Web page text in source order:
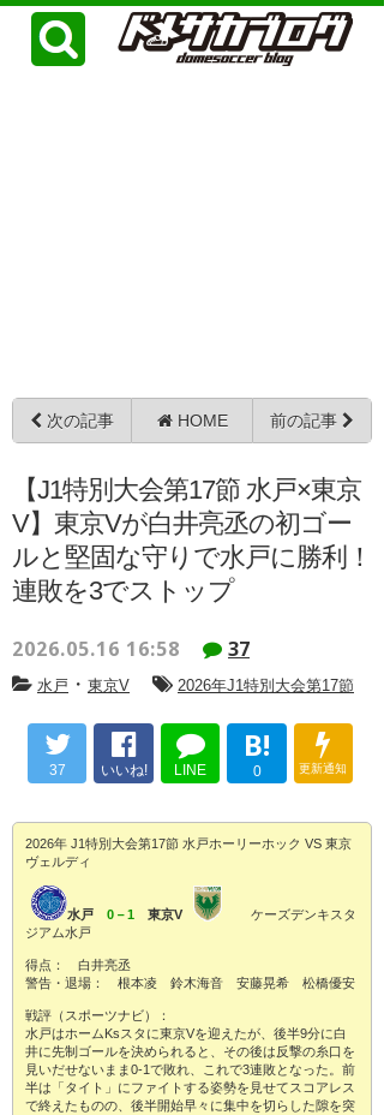
次の記事 HOME 前の記事
【J1特別大会第17節 水戸×東京
V】東京Vが白井亮丞の初ゴー
ルと堅固な守りで水戸に勝利！
連敗を3でストップ
2026.05.16 16:58 37
水戸 ・ 東京V 2026年J1特別大会第17節
37 いいね! LINE
B!
0 更新通知
2026年 J1特別大会第17節 水戸ホーリーホック VS 東京
ヴェルディ
水戸 0－1 東京V
ケーズデンキスタ
ジアム水戸
得点： 白井亮丞
警告・退場： 根本凌 鈴木海音 安藤晃希 松橋優安
戦評（スポーツナビ）：
水戸はホームKsスタに東京Vを迎えたが、後半9分に白
井に先制ゴールを決められると、その後は反撃の糸口を
見いだせないまま0-1で敗れ、これで3連敗となった。前
半は「タイト」にファイトする姿勢を見せてスコアレス
で終えたものの、後半開始早々に集中を切らした隙を突